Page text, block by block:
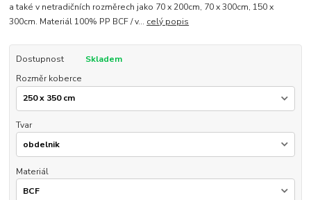
a také v netradičních rozměrech jako 70 x 200cm, 70 x 300cm, 150 x
300cm. Materiál 100% PP BCF / v... celý popis
Dostupnost
Skladem
Rozměr koberce
Tvar
Materiál